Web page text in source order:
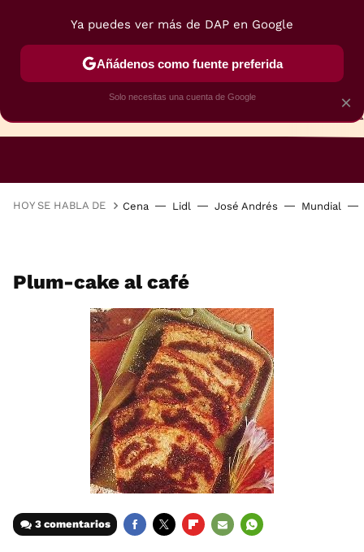
HOY SE HABLA DE Cena Lidl José Andrés Mundial
Plum-cake al café
3 comentarios
×
Ya puedes ver más de DAP en Google
Añádenos como fuente preferida
Solo necesitas una cuenta de Google